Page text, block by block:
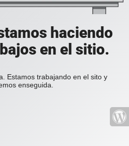
haciendo
en el sitio.
Estamos trabajando en el sito y
enseguida.